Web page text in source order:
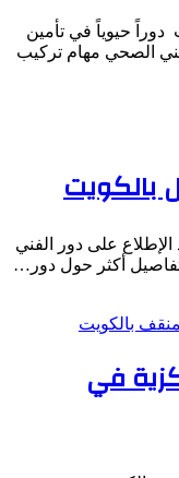
حيوياً في تأمين
الصحي مهام تركيب
بالكويت
على دور الفني
أكثر حول دور…
في